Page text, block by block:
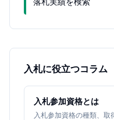
入札に役立つコラム
入札参加資格とは
入札参加資格の種類、取